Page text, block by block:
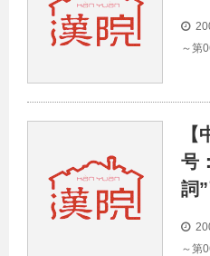
～第
号
詞
～第